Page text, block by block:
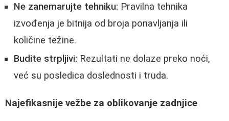
Ne zanemarujte tehniku: Pravilna tehnika
izvođenja je bitnija od broja ponavljanja ili
količine težine.
Budite strpljivi: Rezultati ne dolaze preko noći,
već su posledica doslednosti i truda.
Najefikasnije vežbe za oblikovanje zadnjice